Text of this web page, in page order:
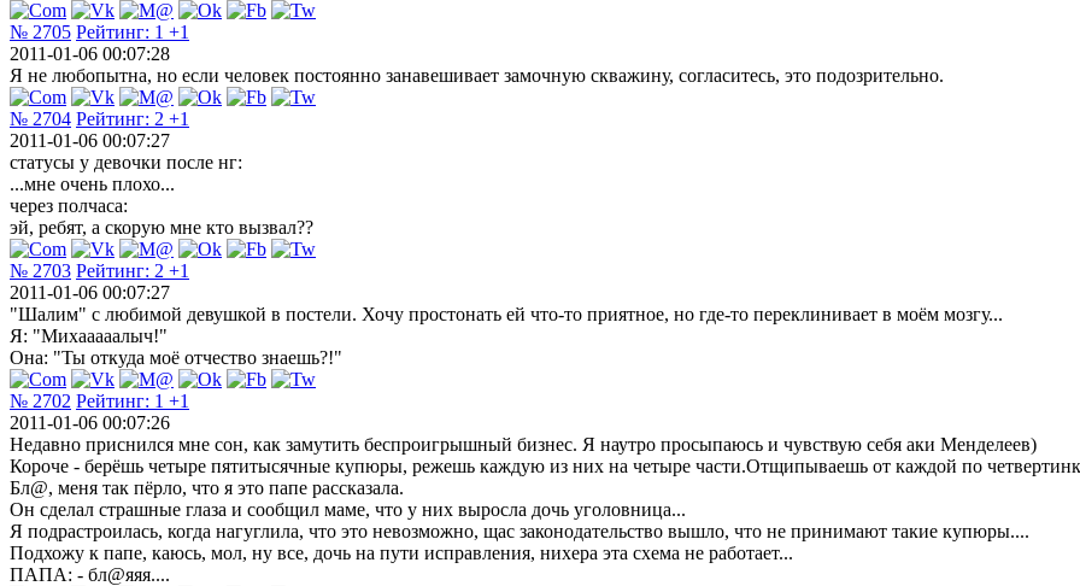
№ 2705 Рейтинг: 1 +1
2011-01-06 00:07:28
Я не любопытна, но если человек постоянно занавешивает замочную скважину, согласитесь, это подозрительно.
№ 2704 Рейтинг: 2 +1
2011-01-06 00:07:27
статусы у девочки после нг:
...мне очень плохо...
через полчаса:
эй, ребят, а скорую мне кто вызвал??
№ 2703 Рейтинг: 2 +1
2011-01-06 00:07:27
"Шалим" с любимой девушкой в постели. Хочу простонать ей что-то приятное, но где-то переклинивает в моём мозгу...
Я: "Михааааалыч!"
Она: "Ты откуда моё отчество знаешь?!"
№ 2702 Рейтинг: 1 +1
2011-01-06 00:07:26
Недавно приснился мне сон, как замутить беспроигрышный бизнес. Я наутро просыпаюсь и чувствую себя аки Менделеев)
Короче - берёшь четыре пятитысячные купюры, режешь каждую из них на четыре части.Отщипываешь от каждой по
Бл@, меня так пёрло, что я это папе рассказала.
Он сделал страшные глаза и сообщил маме, что у них выросла дочь уголовница...
Я подрастроилась, когда нагуглила, что это невозможно, щас законодательство вышло, что не принимают такие купюры....
Подхожу к папе, каюсь, мол, ну все, дочь на пути исправления, нихера эта схема не работает...
ПАПА: - бл@яяя....